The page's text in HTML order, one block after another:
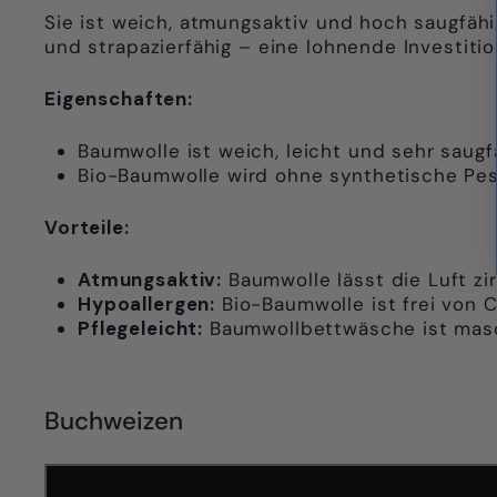
Sie ist weich, atmungsaktiv und hoch
und strapazierfähig – eine lohnende
Eigenschaften:
Baumwolle ist weich, leicht und sehr
Bio-Baumwolle wird ohne synthetische
Vorteile:
Atmungsaktiv: Baumwolle lässt die Luft
Hypoallergen: Bio-Baumwolle ist frei von
Pflegeleicht: Baumwollbettwäsche ist
Buchweizen